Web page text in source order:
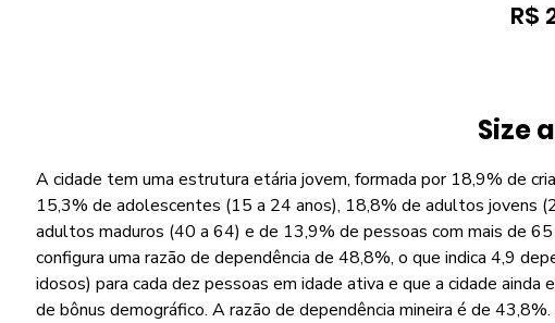
R$
Size
A cidade tem uma estrutura etária jovem, formada por 18,9% de
15,3% de adolescentes (15 a 24 anos), 18,8% de adultos jovens
adultos maduros (40 a 64) e de 13,9% de pessoas com mais de
configura uma razão de dependência de 48,8%, o que indica 4,9
idosos) para cada dez pessoas em idade ativa e que a cidade ainda
de bônus demográfico. A razão de dependência mineira é de 43,8%.